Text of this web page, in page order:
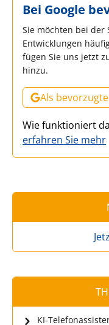
Bei Google
Sie möchten bei der
Entwicklungen
fügen Sie uns jetzt
hinzu.
Als
Wie funktioniert
erfahren Sie mehr
KI-